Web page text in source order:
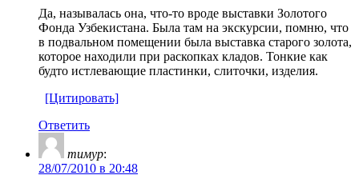
Да, называлась она, что-то вроде выставки Золотого
Фонда Узбекистана. Была там на экскурсии, помню, что
в подвальном помещении была выставка старого золота,
которое находили при раскопках кладов. Тонкие как
будто истлевающие пластинки, слиточки, изделия.
[Цитировать]
Ответить
тимур:
28/07/2010 в 20:48